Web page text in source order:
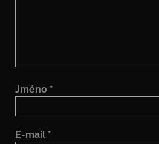
Jméno *
E-mail *